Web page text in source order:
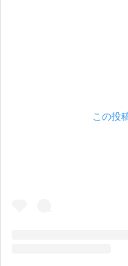
この投